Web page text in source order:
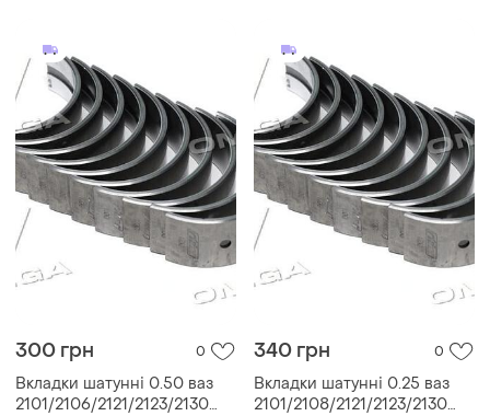
300 грн 0
Вкладки шатунні 0.50 ваз
2101/2106/2121/2123/2130
340 грн 0
Вкладки шатунні 0.25 ваз
2101/2108/2121/2123/2130